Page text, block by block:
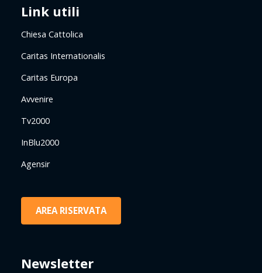
Link utili
Chiesa Cattolica
Caritas Internationalis
Caritas Europa
Avvenire
Tv2000
InBlu2000
Agensir
AREA RISERVATA
Newsletter